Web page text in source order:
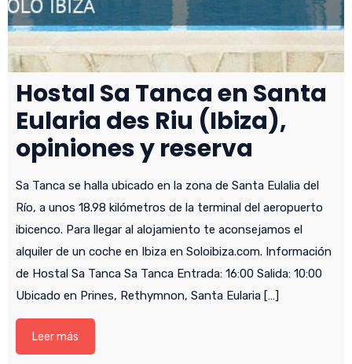
Hostal Sa Tanca en Santa
Eularia des Riu (Ibiza),
opiniones y reserva
Sa Tanca se halla ubicado en la zona de Santa Eulalia del
Río, a unos 18.98 kilómetros de la terminal del aeropuerto
ibicenco. Para llegar al alojamiento te aconsejamos el
alquiler de un coche en Ibiza en Soloibiza.com. Información
de Hostal Sa Tanca Sa Tanca Entrada: 16:00 Salida: 10:00
Ubicado en Prines, Rethymnon, Santa Eularia […]
Leer más